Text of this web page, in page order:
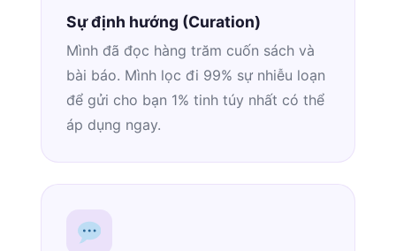
Sự định hướng (Curation)
Mình đã đọc hàng trăm cuốn sách và
bài báo. Mình lọc đi 99% sự nhiễu loạn
để gửi cho bạn 1% tinh túy nhất có thể
áp dụng ngay.